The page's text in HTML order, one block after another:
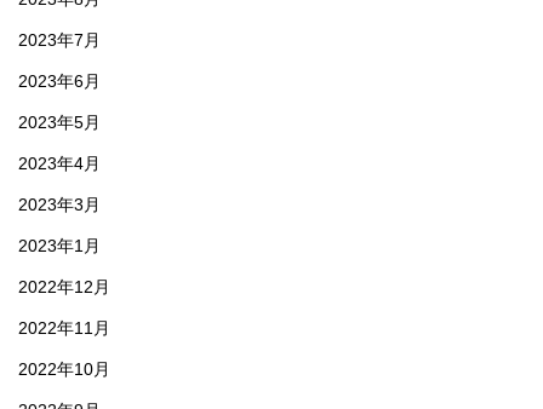
2023年7月
2023年6月
2023年5月
2023年4月
2023年3月
2023年1月
2022年12月
2022年11月
2022年10月